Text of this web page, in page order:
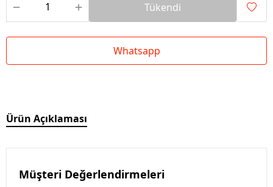
Tükendi
Whatsapp
Ürün Açıklaması
Müşteri Değerlendirmeleri